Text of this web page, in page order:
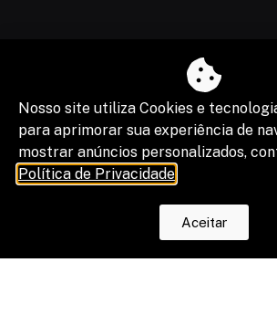
Nosso site utiliza Cookies e
para aprimorar sua experiência de
mostrar anúncios personalizados,
Política de Privacidade
Aceitar